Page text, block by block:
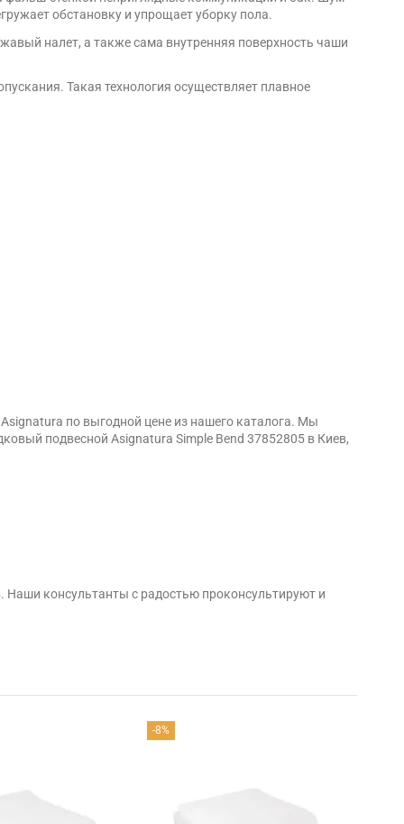
обстановку и упрощает уборку пола.
налет, а также сама внутренняя поверхность чаши
Такая технология осуществляет плавное
по выгодной цене из нашего каталога. Мы
подвесной Asignatura Simple Bend 37852805 в Киев,
Наши консультанты с радостью проконсультируют и
-8%